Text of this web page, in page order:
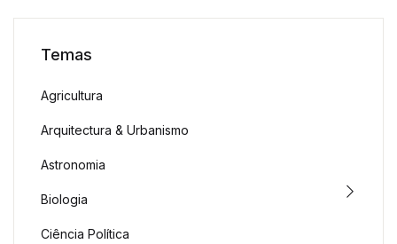
Temas
Agricultura
Arquitectura & Urbanismo
Astronomia
Biologia
Ciência Política